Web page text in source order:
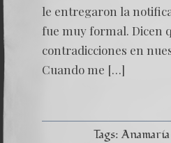
le entregaron la
fue muy formal. Dicen
contradicciones en
Cuando me […]
Tags: